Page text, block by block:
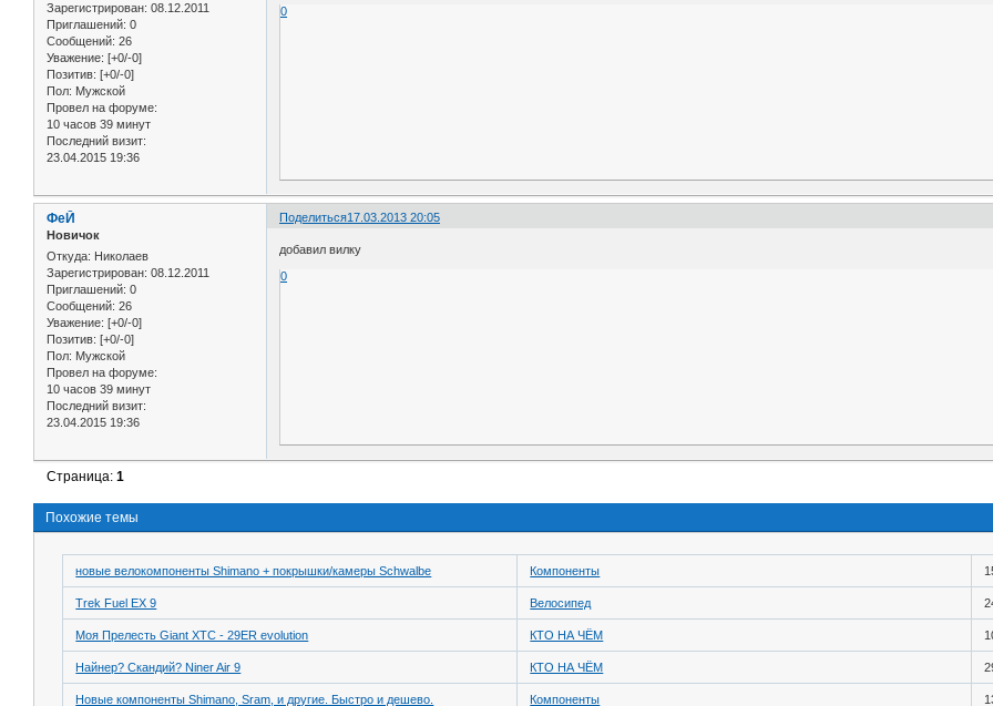
Зарегистрирован: 08.12.2011
Приглашений: 0
Сообщений: 26
Уважение: [+0/-0]
Позитив: [+0/-0]
Пол: Мужской
Провел на форуме:
10 часов 39 минут
Последний визит:
23.04.2015 19:36
0
Поделиться17.03.2013 20:05
ФеЙ
Новичок
Откуда: Николаев
Зарегистрирован: 08.12.2011
Приглашений: 0
Сообщений: 26
Уважение: [+0/-0]
Позитив: [+0/-0]
Пол: Мужской
Провел на форуме:
10 часов 39 минут
Последний визит:
23.04.2015 19:36
добавил вилку
0
Страница:1
Похожие темы
новые велокомпоненты Shimano + покрышки/камеры Schwalbe Компоненты
Trek Fuel EX 9 Велосипед
Моя Прелесть Giant XTC - 29ER evolution КТО НА ЧЁМ
Найнер? Скандий? Niner Air 9 КТО НА ЧЁМ
Новые компоненты Shimano, Sram, и другие. Быстро и дешево. Компоненты